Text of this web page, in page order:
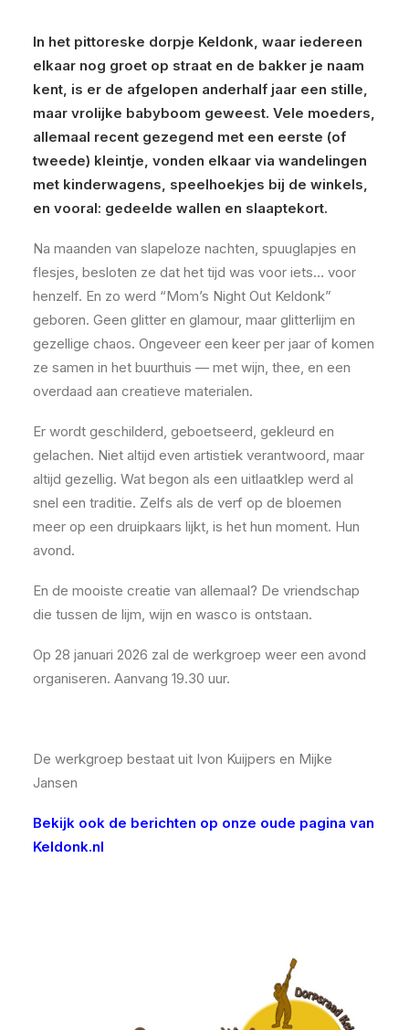
In het pittoreske dorpje Keldonk, waar iedereen
elkaar nog groet op straat en de bakker je naam
kent, is er de afgelopen anderhalf jaar een stille,
maar vrolijke babyboom geweest. Vele moeders,
allemaal recent gezegend met een eerste (of
tweede) kleintje, vonden elkaar via wandelingen
met kinderwagens, speelhoekjes bij de winkels,
en vooral: gedeelde wallen en slaaptekort.
Na maanden van slapeloze nachten, spuuglapjes en
flesjes, besloten ze dat het tijd was voor iets… voor
henzelf. En zo werd “Mom’s Night Out Keldonk”
geboren. Geen glitter en glamour, maar glitterlijm en
gezellige chaos. Ongeveer een keer per jaar of komen
ze samen in het buurthuis — met wijn, thee, en een
overdaad aan creatieve materialen.
Er wordt geschilderd, geboetseerd, gekleurd en
gelachen. Niet altijd even artistiek verantwoord, maar
altijd gezellig. Wat begon als een uitlaatklep werd al
snel een traditie. Zelfs als de verf op de bloemen
meer op een druipkaars lijkt, is het hun moment. Hun
avond.
En de mooiste creatie van allemaal? De vriendschap
die tussen de lijm, wijn en wasco is ontstaan.
Op 28 januari 2026 zal de werkgroep weer een avond
organiseren. Aanvang 19.30 uur.
De werkgroep bestaat uit Ivon Kuijpers en Mijke
Jansen
Bekijk ook de berichten op onze oude pagina van
Keldonk.nl